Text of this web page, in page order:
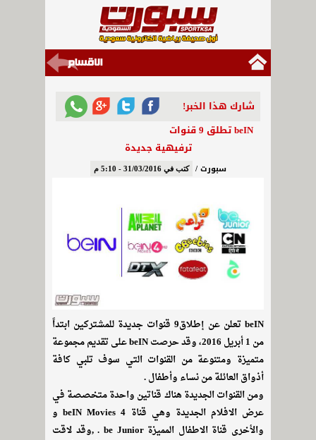
شارك هذا الخبر!
beIN تطلق 9 قنوات
ترفيهية جديدة
سبورت / كتب في 31/03/2016 - 5:10 م
beIN تعلن عن إطلاق9 قنوات جديدة للمشتركين ابتداً
من 1 أبريل 2016، وقد حرصت beIN على تقديم مجموعة
متميزة ومتنوعة من القنوات التي سوف تلبي كافة
أذواق العائلة من نساء وأطفال .
ومن القنوات الجديدة هناك قناتين واحدة متخصصة في
عرض الافلام الجديدة وهي قناة beIN Movies 4 و
والأخرى قناة الاطفال المميزة be Junior . ,وقد لاقت